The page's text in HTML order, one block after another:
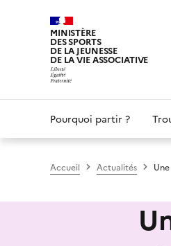
MINISTÈRE
DES SPORTS
DE LA JEUNESSE
DE LA VIE ASSOCIATIVE
navigation
Pourquoi partir ?
Accueil Actualités